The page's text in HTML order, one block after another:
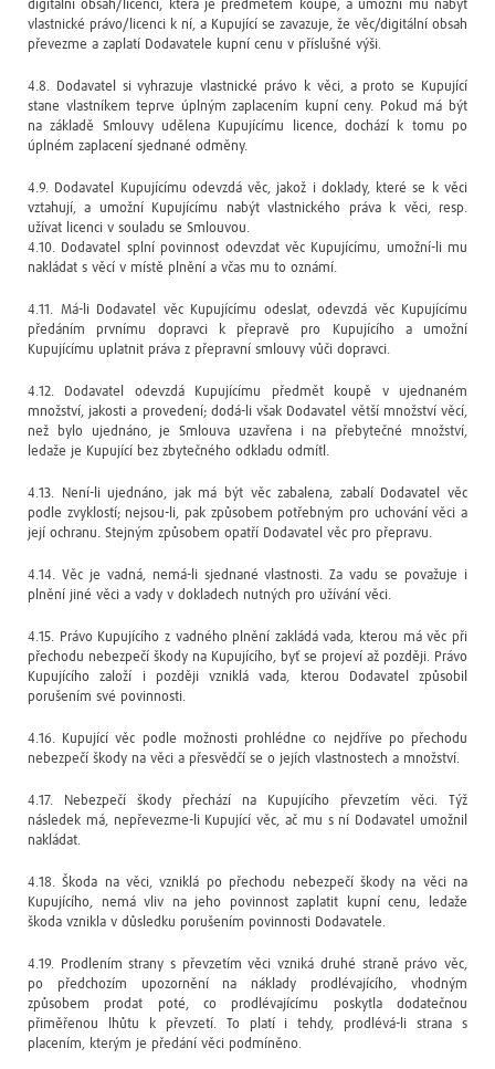
digitální obsah/licenci, která je předmětem koupě, a umožní mu nabýt
vlastnické právo/licenci k ní, a Kupující se zavazuje, že věc/digitální obsah
převezme a zaplatí Dodavatele kupní cenu v příslušné výši.
4.8. Dodavatel si vyhrazuje vlastnické právo k věci, a proto se Kupující
stane vlastníkem teprve úplným zaplacením kupní ceny. Pokud má být
na základě Smlouvy udělena Kupujícímu licence, dochází k tomu po
úplném zaplacení sjednané odměny.
4.9. Dodavatel Kupujícímu odevzdá věc, jakož i doklady, které se k věci
vztahují, a umožní Kupujícímu nabýt vlastnického práva k věci, resp.
užívat licenci v souladu se Smlouvou.
4.10. Dodavatel splní povinnost odevzdat věc Kupujícímu, umožní-li mu
nakládat s věcí v místě plnění a včas mu to oznámí.
4.11. Má-li Dodavatel věc Kupujícímu odeslat, odevzdá věc Kupujícímu
předáním prvnímu dopravci k přepravě pro Kupujícího a umožní
Kupujícímu uplatnit práva z přepravní smlouvy vůči dopravci.
4.12. Dodavatel odevzdá Kupujícímu předmět koupě v ujednaném
množství, jakosti a provedení; dodá-li však Dodavatel větší množství věcí,
než bylo ujednáno, je Smlouva uzavřena i na přebytečné množství,
ledaže je Kupující bez zbytečného odkladu odmítl.
4.13. Není-li ujednáno, jak má být věc zabalena, zabalí Dodavatel věc
podle zvyklostí; nejsou-li, pak způsobem potřebným pro uchování věci a
její ochranu. Stejným způsobem opatří Dodavatel věc pro přepravu.
4.14. Věc je vadná, nemá-li sjednané vlastnosti. Za vadu se považuje i
plnění jiné věci a vady v dokladech nutných pro užívání věci.
4.15. Právo Kupujícího z vadného plnění zakládá vada, kterou má věc při
přechodu nebezpečí škody na Kupujícího, byť se projeví až později. Právo
Kupujícího založí i později vzniklá vada, kterou Dodavatel způsobil
porušením své povinnosti.
4.16. Kupující věc podle možnosti prohlédne co nejdříve po přechodu
nebezpečí škody na věci a přesvědčí se o jejích vlastnostech a množství.
4.17. Nebezpečí škody přechází na Kupujícího převzetím věci. Týž
následek má, nepřevezme-li Kupující věc, ač mu s ní Dodavatel umožnil
nakládat.
4.18. Škoda na věci, vzniklá po přechodu nebezpečí škody na věci na
Kupujícího, nemá vliv na jeho povinnost zaplatit kupní cenu, ledaže
škoda vznikla v důsledku porušením povinnosti Dodavatele.
4.19. Prodlením strany s převzetím věci vzniká druhé straně právo věc,
po předchozím upozornění na náklady prodlévajícího, vhodným
způsobem prodat poté, co prodlévajícímu poskytla dodatečnou
přiměřenou lhůtu k převzetí. To platí i tehdy, prodlévá-li strana s
placením, kterým je předání věci podmíněno.